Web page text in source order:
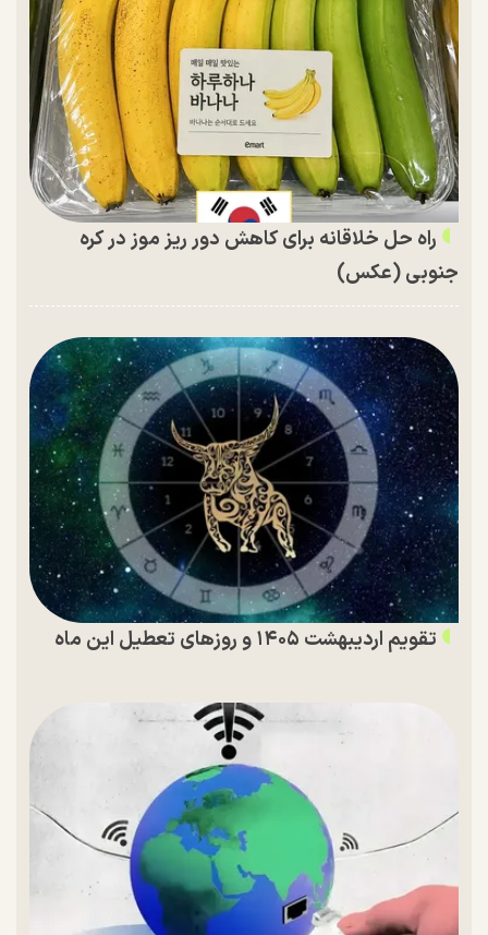
راه حل خلاقانه برای کاهش دور ریز موز در کره
جنوبی (عکس)
تقویم اردیبهشت ۱۴۰۵ و روز‌های تعطیل این ماه